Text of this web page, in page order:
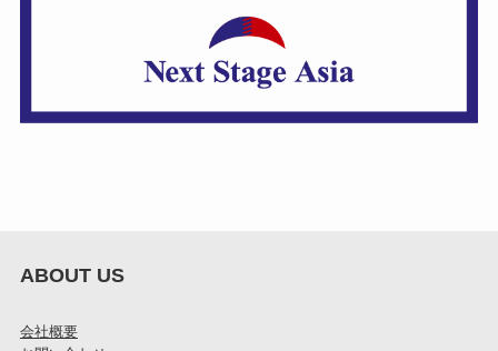
ABOUT US
会社概要